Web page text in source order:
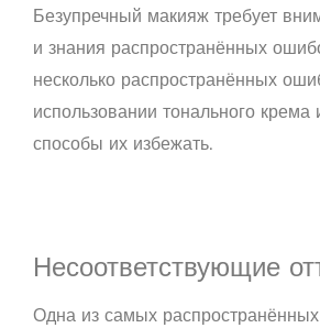
Безупречный макияж требует
и знания распространённых
несколько распространённых
использовании тонального крема
способы их избежать.
Несоответствующие
Одна из самых